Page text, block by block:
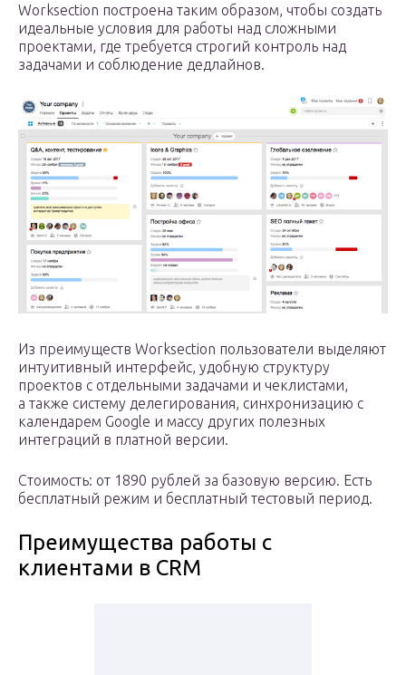
Worksection построена таким образом, чтобы создать
идеальные условия для работы над сложными
проектами, где требуется строгий контроль над
задачами и соблюдение дедлайнов.
Из преимуществ Worksection пользователи выделяют
интуитивный интерфейс, удобную структуру
проектов с отдельными задачами и чеклистами,
а также систему делегирования, синхронизацию с
календарем Google и массу других полезных
интеграций в платной версии.
Стоимость: от 1890 рублей за базовую версию. Есть
бесплатный режим и бесплатный тестовый период.
Преимущества работы с
клиентами в CRM